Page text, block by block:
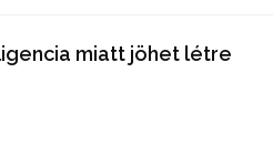
miatt jöhet létre